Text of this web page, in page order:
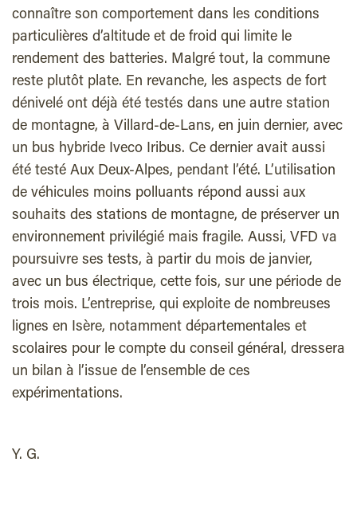
connaître son comportement dans les conditions
particulières d’altitude et de froid qui limite le
rendement des batteries. Malgré tout, la commune
reste plutôt plate. En revanche, les aspects de fort
dénivelé ont déjà été testés dans une autre station
de montagne, à Villard-de-Lans, en juin dernier, avec
un bus hybride Iveco Iribus. Ce dernier avait aussi
été testé Aux Deux-Alpes, pendant l’été. L’utilisation
de véhicules moins polluants répond aussi aux
souhaits des stations de montagne, de préserver un
environnement privilégié mais fragile. Aussi, VFD va
poursuivre ses tests, à partir du mois de janvier,
avec un bus électrique, cette fois, sur une période de
trois mois. L’entreprise, qui exploite de nombreuses
lignes en Isère, notamment départementales et
scolaires pour le compte du conseil général, dressera
un bilan à l’issue de l’ensemble de ces
expérimentations.
Y. G.